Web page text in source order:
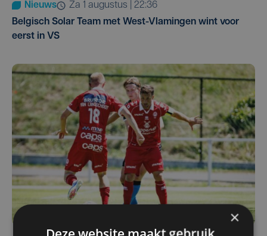
Nieuws
za 1 augustus | 22:36
Belgisch Solar Team met West-Vlamingen wint voor
eerst in VS
×